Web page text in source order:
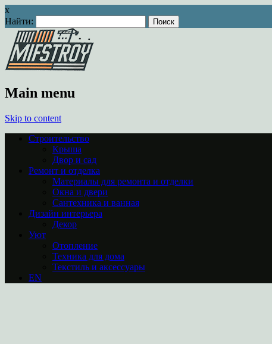
x
Найти:
Main menu
Skip to content
Строительство
Крыша
Двор и сад
Ремонт и отделка
Материалы для ремонта и отделки
Окна и двери
Сантехника и ванная
Дизайн интерьера
Декор
Уют
Отопление
Техника для дома
Текстиль и аксессуары
EN